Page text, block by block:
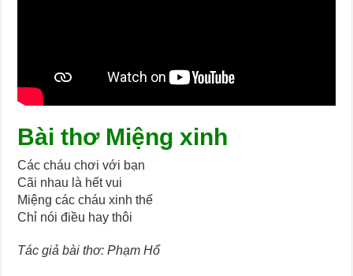
Bài thơ Miệng xinh
Các cháu chơi với bạn
Cãi nhau là hết vui
Miệng các cháu xinh thế
Chỉ nói điều hay thôi
Tác giả bài thơ: Phạm Hổ